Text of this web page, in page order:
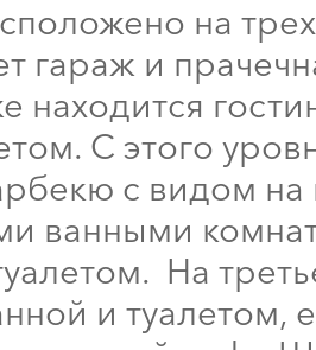
на
гараж и
находится
С этого
с видом на
ванными
На
и туалетом,